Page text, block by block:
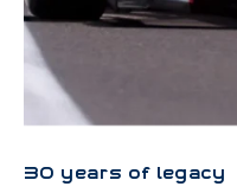
30 years of legacy